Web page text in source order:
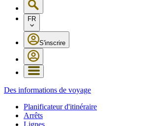
FR
S'inscrire
Des informations de voyage
Planificateur d'itinéraire
Arrêts
Lignes